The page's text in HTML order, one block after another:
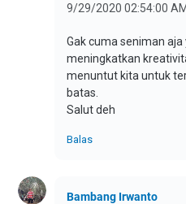
9/29/2020 02:54:00 AM
Gak cuma seniman
meningkatkan
menuntut kita untuk
batas.
Salut deh
Balas
Bambang Irwanto